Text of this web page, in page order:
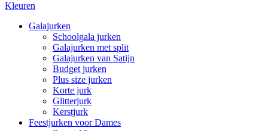
Kleuren
Galajurken
Schoolgala jurken
Galajurken met split
Galajurken van Satijn
Budget jurken
Plus size jurken
Korte jurk
Glitterjurk
Kerstjurk
Feestjurken voor Dames